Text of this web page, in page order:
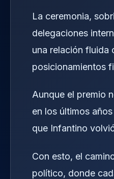
La ceremonia,
delegaciones
una relación fluida
posicionamientos
Aunque el premio
en los últimos
que Infantino
Con esto, el
político, donde